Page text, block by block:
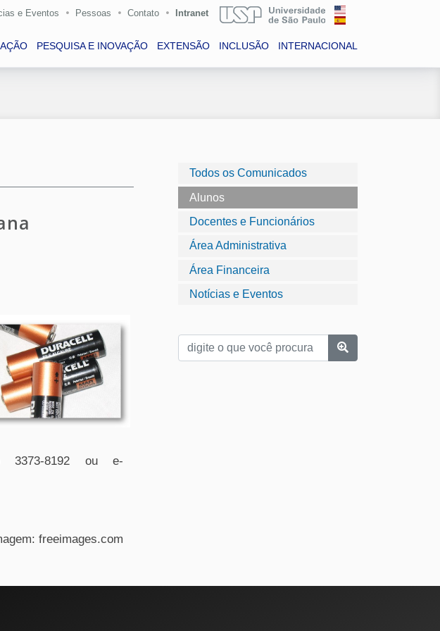
e Eventos Pessoas Contato Intranet
PESQUISA E INOVAÇÃO EXTENSÃO INCLUSÃO INTERNACIONAL
Todos os Comunicados
Alunos
Docentes e Funcionários
Área Administrativa
Área Financeira
Notícias e Eventos
3373-8192 ou e-
freeimages.com